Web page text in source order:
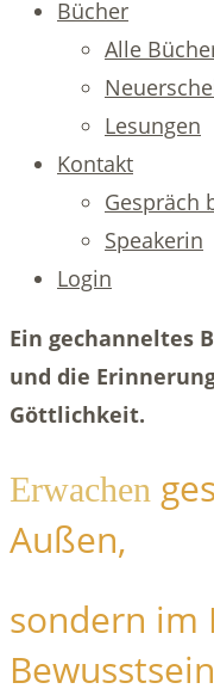
Bücher
Alle
Lesungen
Kontakt
Gespräch
Speakerin
Login
Ein gechanneltes
und die
Göttlichkeit.
Erwachen
Außen,
sondern im